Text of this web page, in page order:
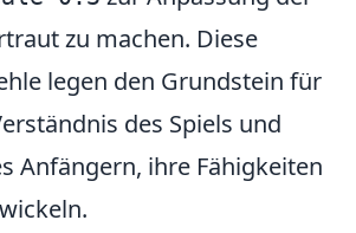
zu machen. Diese
legen den Grundstein für
des Spiels und
Anfängern, ihre Fähigkeiten